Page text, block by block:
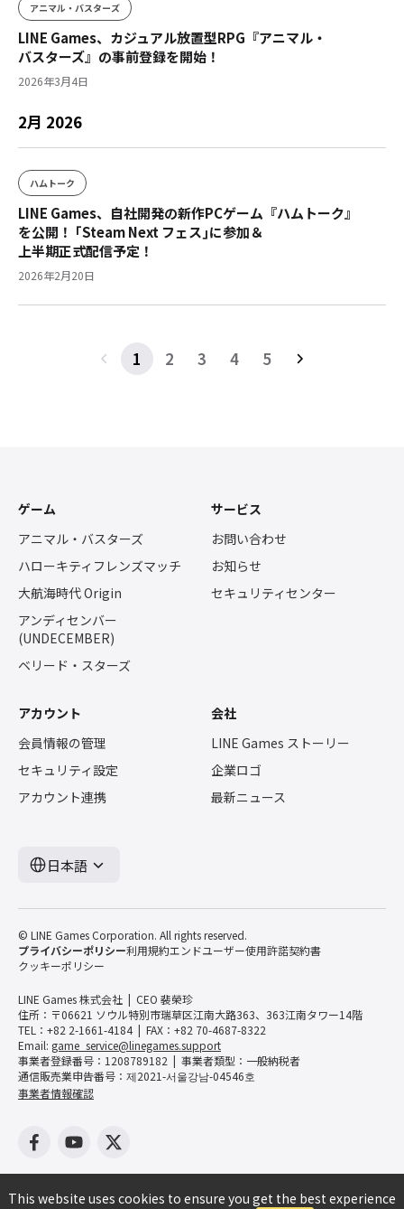
アニマル・バスターズ
LINE Games、カジュアル放置型RPG『アニマル・
バスターズ』の事前登録を開始！
2026年3月4日
2月 2026
ハムトーク
LINE Games、自社開発の新作PCゲーム『ハムトーク』
を公開！ ｢Steam Next フェス｣に参加＆
上半期正式配信予定！
2026年2月20日
1 2 3 4 5
ゲーム
アニマル・バスターズ
ハローキティフレンズマッチ
大航海時代 Origin
アンディセンバー
(UNDECEMBER)
ベリード・スターズ
サービス
お問い合わせ
お知らせ
セキュリティセンター
アカウント
会員情報の管理
セキュリティ設定
アカウント連携
会社
LINE Games ストーリー
企業ロゴ
最新ニュース
日本語
© LINE Games Corporation. All rights reserved.
プライバシーポリシー利用規約エンドユーザー使用許諾契約書
クッキーポリシー
LINE Games 株式会社
CEO 裴榮珍
住所：〒06621 ソウル特別市瑞草区江南大路363、363江南タワー14階
TEL：+82 2-1661-4184
FAX：+82 70-4687-8322
Email: game_service@linegames.support
事業者登録番号：1208789182
事業者類型：一般納税者
通信販売業申告番号：제2021-서울강남-04546호
事業者情報確認
This website uses cookies to ensure you get the best experience